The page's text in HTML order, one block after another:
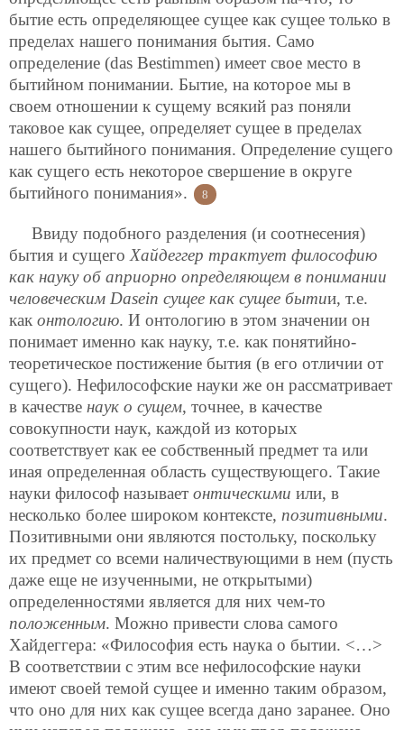
бытие есть определяющее сущее как сущее только в
пределах нашего понимания бытия. Само
определение (das Bestimmen) имеет свое место в
бытийном понимании. Бытие, на которое мы в
своем отношении к сущему всякий раз поняли
таковое как сущее, определяет сущее в пределах
нашего бытийного понимания. Определение сущего
как сущего есть некоторое свершение в округе
бытийного понимания».
8
Ввиду подобного разделения (и соотнесения)
бытия и сущего Хайдеггер трактует философию
как науку об априорно определяющем в понимании
человеческим Dasein сущее как сущее бытии, т.е.
как онтологию. И онтологию в этом значении он
понимает именно как науку, т.е. как понятийно-
теоретическое постижение бытия (в его отличии от
сущего). Нефилософские науки же он рассматривает
в качестве наук о сущем, точнее, в качестве
совокупности наук, каждой из которых
соответствует как ее собственный предмет та или
иная определенная область существующего. Такие
науки философ называет онтическими или, в
несколько более широком контексте, позитивными.
Позитивными они являются постольку, поскольку
их предмет со всеми наличествующими в нем (пусть
даже еще не изученными, не открытыми)
определенностями является для них чем-то
положенным. Можно привести слова самого
Хайдеггера: «Философия есть наука о бытии. <…>
В соответствии с этим все нефилософские науки
имеют своей темой сущее и именно таким образом,
что оно для них как сущее всегда дано заранее. Оно